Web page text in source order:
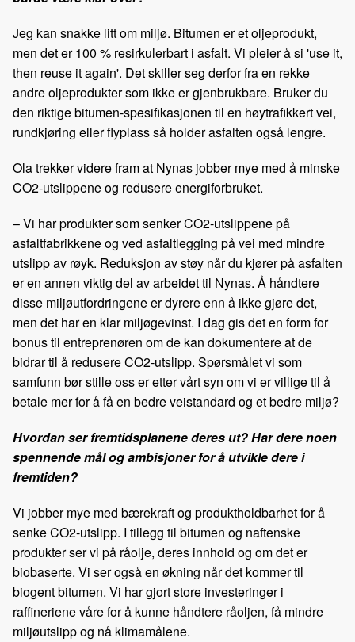
Jeg kan snakke litt om miljø. Bitumen er et oljeprodukt,
men det er 100 % resirkulerbart i asfalt. Vi pleier å si 'use it,
then reuse it again'. Det skiller seg derfor fra en rekke
andre oljeprodukter som ikke er gjenbrukbare. Bruker du
den riktige bitumen-spesifikasjonen til en høytrafikkert vei,
rundkjøring eller flyplass så holder asfalten også lengre.
Ola trekker videre fram at Nynas jobber mye med å minske
CO2-utslippene og redusere energiforbruket.
– Vi har produkter som senker CO2-utslippene på
asfaltfabrikkene og ved asfaltlegging på vei med mindre
utslipp av røyk. Reduksjon av støy når du kjører på asfalten
er en annen viktig del av arbeidet til Nynas. Å håndtere
disse miljøutfordringene er dyrere enn å ikke gjøre det,
men det har en klar miljøgevinst. I dag gis det en form for
bonus til entreprenøren om de kan dokumentere at de
bidrar til å redusere CO2-utslipp. Spørsmålet vi som
samfunn bør stille oss er etter vårt syn om vi er villige til å
betale mer for å få en bedre veistandard og et bedre miljø?
Hvordan ser fremtidsplanene deres ut? Har dere noen
spennende mål og ambisjoner for å utvikle dere i
fremtiden?
Vi jobber mye med bærekraft og produktholdbarhet for å
senke CO2-utslipp. I tillegg til bitumen og naftenske
produkter ser vi på råolje, deres innhold og om det er
biobaserte. Vi ser også en økning når det kommer til
biogent bitumen. Vi har gjort store investeringer i
raffineriene våre for å kunne håndtere råoljen, få mindre
miljøutslipp og nå klimamålene.